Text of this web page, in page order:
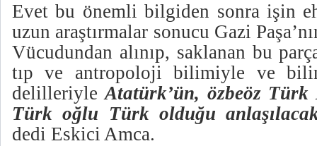
Evet bu önemli bilgiden sonra işin
uzun araştırmalar sonucu Gazi
Vücudundan alınıp, saklanan bu
tıp ve antropoloji bilimiyle ve
delilleriyleAtatürk’ün, özbeöz
Türk oğlu Türk olduğu
dedi Eskici Amca.